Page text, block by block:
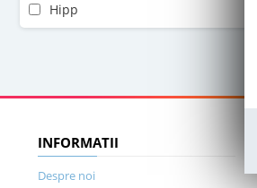
Hipp
INFORMATII
Despre noi